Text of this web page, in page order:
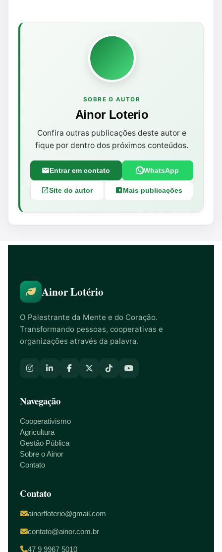
SOBRE O AUTOR
Ainor Loterio
Confira outras publicações deste autor e
fique por dentro dos próximos conteúdos.
Entrar em contato WhatsApp
Site do autor Mais publicações
Ainor Lotério
O Palestrante da Mente e do Coração.
Transformando pessoas, cooperativas e
organizações através da palavra.
Navegação
Cooperativismo
Agricultura
Gestão Pública
Sobre o Ainor
Contato
Contato
ainorfloterio@gmail.com
contato@ainor.com.br
47 9 9967 5010